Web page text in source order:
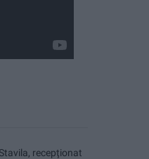
recepționat